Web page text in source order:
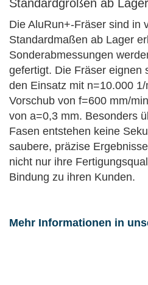
Standardgrößen ab
Die AluRun+-Fräser sind in
Standardmaßen ab Lager
Sonderabmessungen
gefertigt. Die Fräser eignen
den Einsatz mit n=10.000
Vorschub von f=600 mm/
von a=0,3 mm. Besonders
Fasen entstehen keine
saubere, präzise
nicht nur ihre
Bindung zu ihren Kunden.
Mehr Informationen in